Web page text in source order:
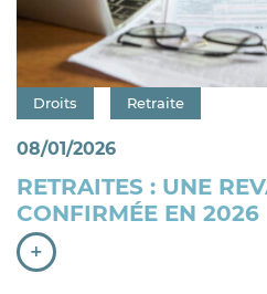
Catégorie : "
Droits Retraite
08/01/2026
RETRAITES : UNE
CONFIRMÉE EN 2026
+